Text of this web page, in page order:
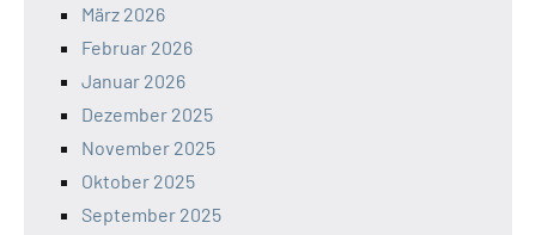
März 2026
Februar 2026
Januar 2026
Dezember 2025
November 2025
Oktober 2025
September 2025